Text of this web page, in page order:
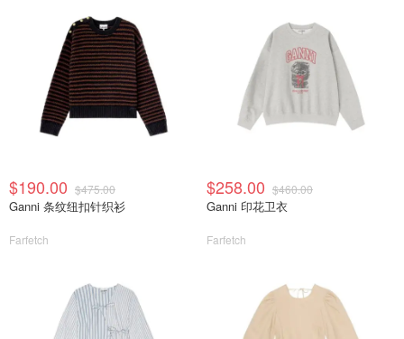
$190.00 $475.00
Ganni 条纹纽扣针织衫
Farfetch
$258.00 $460.00
Ganni 印花卫衣
Farfetch